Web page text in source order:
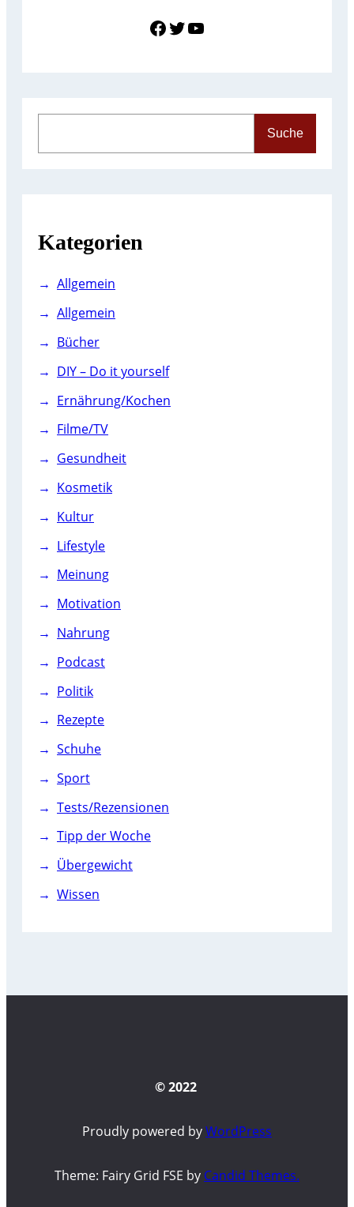
Link zu Facebook Twitter YouTube
Suche
Kategorien
Allgemein
Allgemein
Bücher
DIY – Do it yourself
Ernährung/Kochen
Filme/TV
Gesundheit
Kosmetik
Kultur
Lifestyle
Meinung
Motivation
Nahrung
Podcast
Politik
Rezepte
Schuhe
Sport
Tests/Rezensionen
Tipp der Woche
Übergewicht
Wissen
© 2022
Proudly powered byWordPress
Theme: Fairy Grid FSE by Candid Themes.